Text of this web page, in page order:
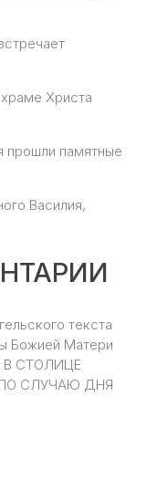
Христа
прошли памятные
Василия,
текста
Божией Матери
В СТОЛИЦЕ
СЛУЧАЮ ДНЯ